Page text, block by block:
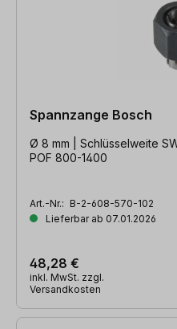
Spannzange Bosch
Ø 8 mm | Schlüsselweite
POF 800-1400
Art.-Nr.: B-2-608-570-102
Lieferbar ab 07.01.2026
48,28 €
inkl. MwSt. zzgl.
Versandkosten